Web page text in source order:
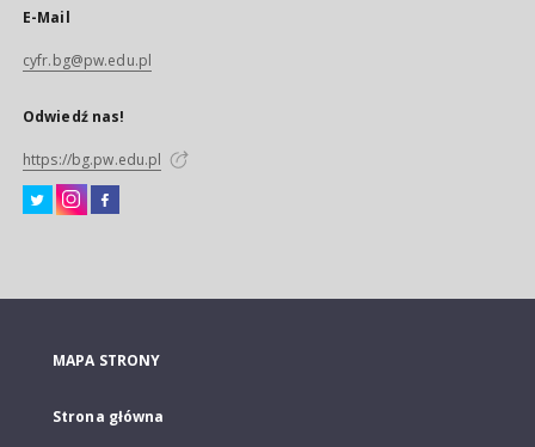
E-Mail
cyfr.bg@pw.edu.pl
Odwiedź nas!
https://bg.pw.edu.pl
MAPA STRONY
Strona główna